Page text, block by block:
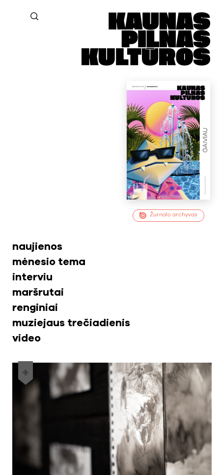
Žurnalo archyvas
naujienos
mėnesio tema
interviu
maršrutai
renginiai
muziejaus trečiadienis
video